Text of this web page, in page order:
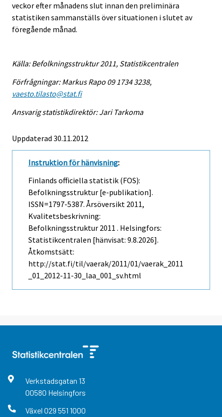
veckor efter månadens slut innan den preliminära
statistiken sammanställs över situationen i slutet av
föregående månad.
Källa: Befolkningsstruktur 2011, Statistikcentralen
Förfrågningar: Markus Rapo 09 1734 3238,
vaesto.tilasto@stat.fi
Ansvarig statistikdirektör: Jari Tarkoma
Uppdaterad 30.11.2012
Instruktion för hänvisning:
Finlands officiella statistik (FOS):
Befolkningsstruktur [e-publikation].
ISSN=1797-5387. Årsöversikt 2011,
Kvalitetsbeskrivning:
Befolkningsstruktur 2011 . Helsingfors:
Statistikcentralen [hänvisat: 9.8.2026].
Åtkomstsätt:
http://stat.fi/til/vaerak/2011/01/vaerak_2011
_01_2012-11-30_laa_001_sv.html
Verkstadsgatan 13
00580 Helsingfors
Växel 029 551 1000